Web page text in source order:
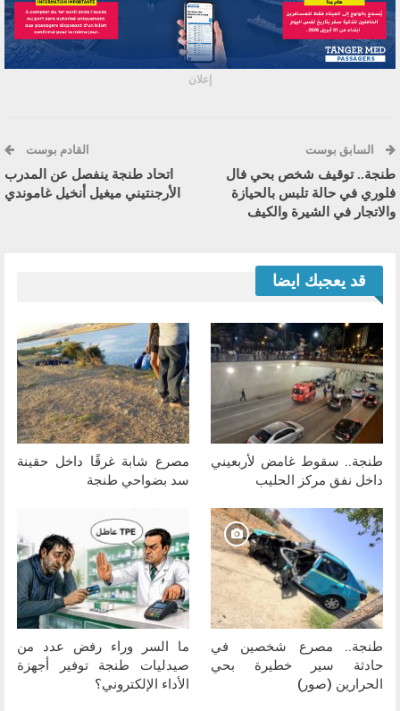
إعلان
السابق بوست
طنجة.. توقيف شخص بحي فال
فلوري في حالة تلبس بالحيازة
والاتجار في الشيرة والكيف
القادم بوست
اتحاد طنجة ينفصل عن المدرب
الأرجنتيني ميغيل أنخيل غاموندي
قد يعجبك ايضا
طنجة.. سقوط غامض لأربعيني
داخل نفق مركز الحليب
مصرع شابة غرقًا داخل حقينة
سد بضواحي طنجة
طنجة.. مصرع شخصين في
حادثة سير خطيرة بحي
الحرارين (صور)
ما السر وراء رفض عدد من
صيدليات طنجة توفير أجهزة
الأداء الإلكتروني؟